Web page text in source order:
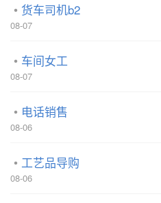
货车司机b2
08-07
车间女工
08-07
电话销售
08-06
工艺品导购
08-06